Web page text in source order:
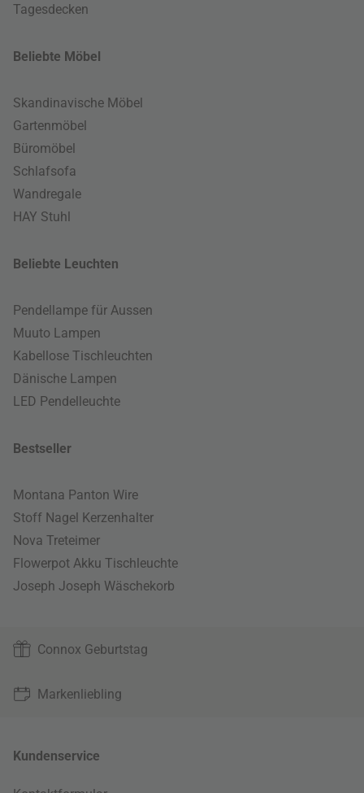
Tagesdecken
Beliebte Möbel
Skandinavische Möbel
Gartenmöbel
Büromöbel
Schlafsofa
Wandregale
HAY Stuhl
Beliebte Leuchten
Pendellampe für Aussen
Muuto Lampen
Kabellose Tischleuchten
Dänische Lampen
LED Pendelleuchte
Bestseller
Montana Panton Wire
Stoff Nagel Kerzenhalter
Nova Treteimer
Flowerpot Akku Tischleuchte
Joseph Joseph Wäschekorb
Connox Geburtstag
Markenliebling
Kundenservice